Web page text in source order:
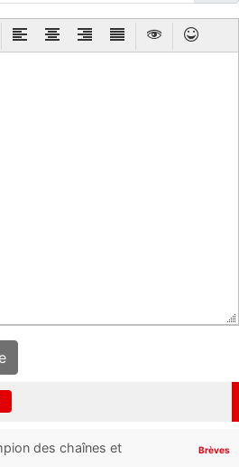
des chaînes et
Brèves